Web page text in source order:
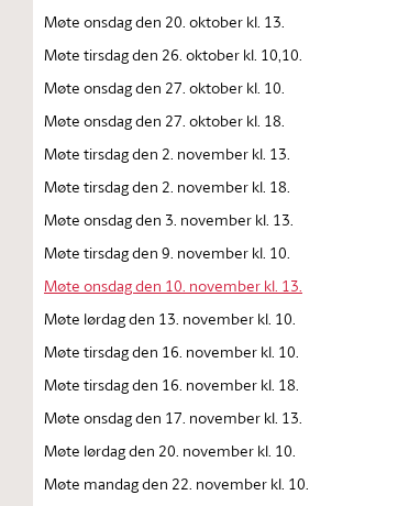
Møte onsdag den 20. oktober kl. 13.
Møte tirsdag den 26. oktober kl. 10,10.
Møte onsdag den 27. oktober kl. 10.
Møte onsdag den 27. oktober kl. 18.
Møte tirsdag den 2. november kl. 13.
Møte tirsdag den 2. november kl. 18.
Møte onsdag den 3. november kl. 13.
Møte tirsdag den 9. november kl. 10.
Møte onsdag den 10. november kl. 13.
Møte lørdag den 13. november kl. 10.
Møte tirsdag den 16. november kl. 10.
Møte tirsdag den 16. november kl. 18.
Møte onsdag den 17. november kl. 13.
Møte lørdag den 20. november kl. 10.
Møte mandag den 22. november kl. 10.